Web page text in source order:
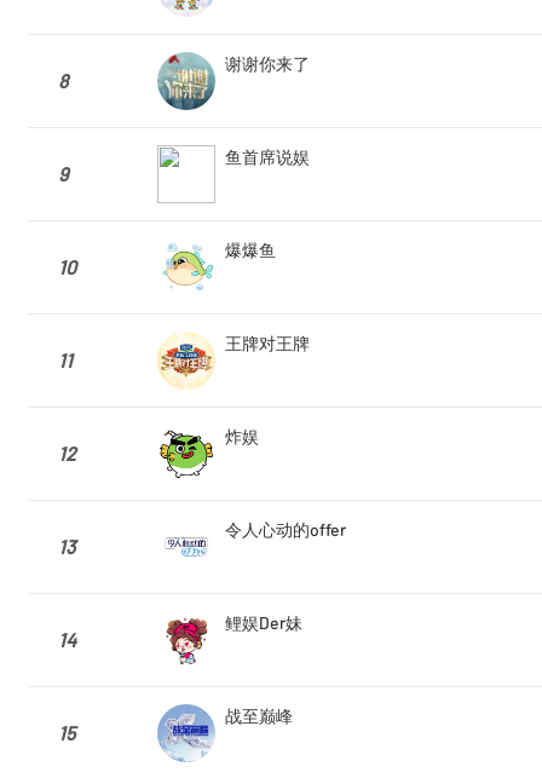
8
谢谢你来了
9
鱼首席说娱
10
爆爆鱼
11
王牌对王牌
12
炸娱
13
令人心动的offer
14
鲤娱Der妹
15
战至巅峰